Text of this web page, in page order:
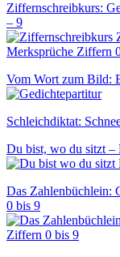
Ziffernschreibkurs:
– 9
Vom Wort zum Bild:
Schleichdiktat:
Du bist, wo du sitzt –
Das Zahlenbüchlein:
0 bis 9